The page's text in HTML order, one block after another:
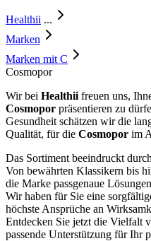
Healthii ...
Marken
Marken mit C
Cosmopor
Wir bei Healthii freuen uns,
Cosmopor präsentieren zu
Gesundheit schätzen wir die
Qualität, für die Cosmopor im
Das Sortiment beeindruckt
Von bewährten Klassikern bis
die Marke passgenaue
Wir haben für Sie eine
höchste Ansprüche an
Entdecken Sie jetzt die Vielfalt
passende Unterstützung für Ihr